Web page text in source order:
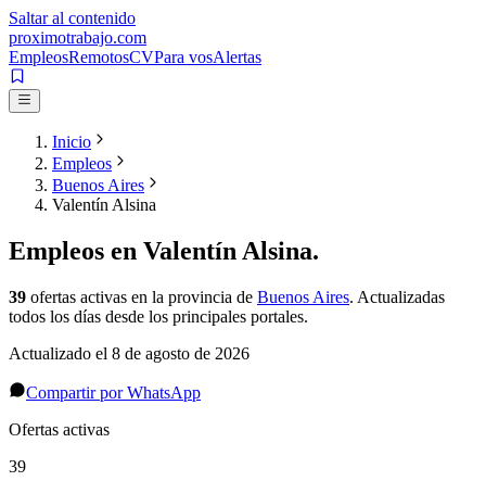
Saltar al contenido
proximotrabajo.com
EmpleosRemotosCVPara vosAlertas
Inicio
Empleos
Buenos Aires
Valentín Alsina
Empleos en Valentín Alsina.
39 ofertas activas en la provincia de Buenos Aires. Actualizadas
todos los días desde los principales portales.
Actualizado el 8 de agosto de 2026
Compartir por WhatsApp
Ofertas activas
39